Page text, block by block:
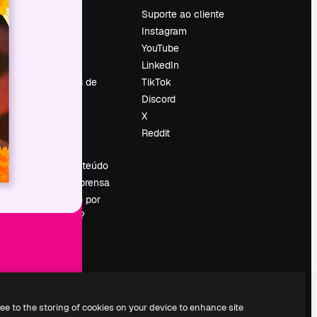
Tendências de
Vender conteúdo
Sala de imprensa
Procurando por
magnific.ai?
Suporte ao cliente
Instagram
YouTube
LinkedIn
TikTok
Discord
X
Reddit
to the storing of cookies on your device to enhance site